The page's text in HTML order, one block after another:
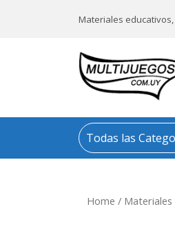
Materiales
Todas las
Home /